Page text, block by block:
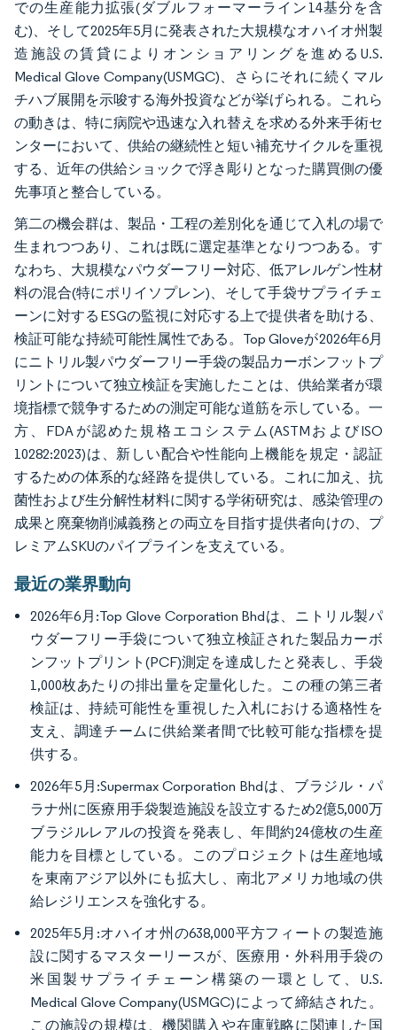
での生産能力拡張(ダブルフォーマーライン14基分を含
む)、そして2025年5月に発表された大規模なオハイオ州製
造施設の賃貸によりオンショアリングを進めるU.S.
Medical Glove Company(USMGC)、さらにそれに続くマル
チハブ展開を示唆する海外投資などが挙げられる。これら
の動きは、特に病院や迅速な入れ替えを求める外来手術セ
ンターにおいて、供給の継続性と短い補充サイクルを重視
する、近年の供給ショックで浮き彫りとなった購買側の優
先事項と整合している。
第二の機会群は、製品・工程の差別化を通じて入札の場で
生まれつつあり、これは既に選定基準となりつつある。す
なわち、大規模なパウダーフリー対応、低アレルゲン性材
料の混合(特にポリイソプレン)、そして手袋サプライチェ
ーンに対するESGの監視に対応する上で提供者を助ける、
検証可能な持続可能性属性である。Top Gloveが2026年6月
にニトリル製パウダーフリー手袋の製品カーボンフットプ
リントについて独立検証を実施したことは、供給業者が環
境指標で競争するための測定可能な道筋を示している。一
方、FDAが認めた規格エコシステム(ASTMおよびISO
10282:2023)は、新しい配合や性能向上機能を規定・認証
するための体系的な経路を提供している。これに加え、抗
菌性および生分解性材料に関する学術研究は、感染管理の
成果と廃棄物削減義務との両立を目指す提供者向けの、プ
レミアムSKUのパイプラインを支えている。
最近の業界動向
2026年6月:Top Glove Corporation Bhdは、ニトリル製パ
ウダーフリー手袋について独立検証された製品カーボ
ンフットプリント(PCF)測定を達成したと発表し、手袋
1,000枚あたりの排出量を定量化した。この種の第三者
検証は、持続可能性を重視した入札における適格性を
支え、調達チームに供給業者間で比較可能な指標を提
供する。
2026年5月:Supermax Corporation Bhdは、ブラジル・パ
ラナ州に医療用手袋製造施設を設立するため2億5,000万
ブラジルレアルの投資を発表し、年間約24億枚の生産
能力を目標としている。このプロジェクトは生産地域
を東南アジア以外にも拡大し、南北アメリカ地域の供
給レジリエンスを強化する。
2025年5月:オハイオ州の638,000平方フィートの製造施
設に関するマスターリースが、医療用・外科用手袋の
米国製サプライチェーン構築の一環として、U.S.
Medical Glove Company(USMGC)によって締結された。
この施設の規模は、機関購入や在庫戦略に関連した国